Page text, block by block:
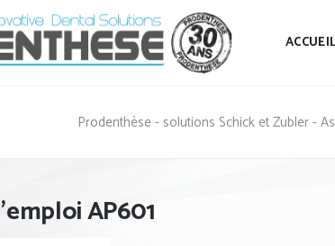
Prodenthèse - solutions Schick et Zubler -
AP601